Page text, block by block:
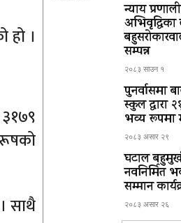
हो ।
साथै
न्याय
अभिवृद्धिका
सम्पन्न
२०८३ साउन १
पुनर्वासमा
स्कुल
भव्य रूपमा
२०८३ असार २९
घटाल
नवनिर्मित
सम्मान
२०८३ असार २६